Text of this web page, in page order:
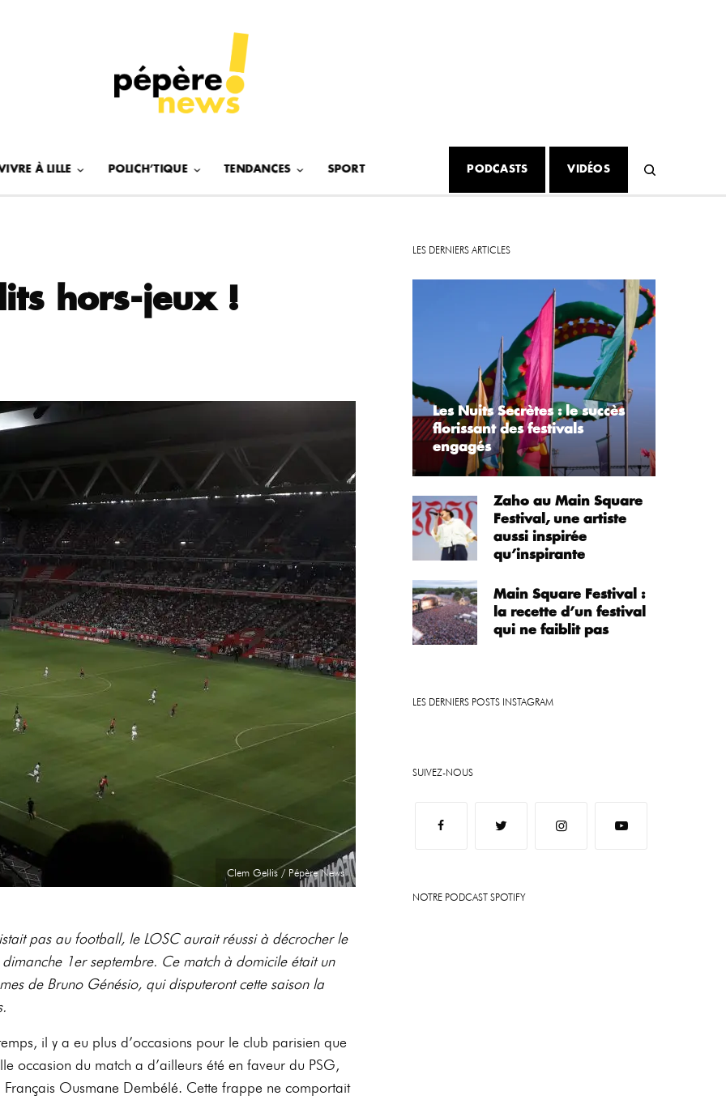
À LILLE POLICH’TIQUE TENDANCES SPORT PODCASTS VIDÉOS
hors-jeux !
Clem Gellis / Pépère News
pas au football, le LOSC aurait réussi à décrocher le
1er septembre. Ce match à domicile était un
de Bruno Génésio, qui disputeront cette saison la
il y a eu plus d’occasions pour le club parisien que
occasion du match a d’ailleurs été en faveur du PSG,
Ousmane Dembélé. Cette frappe ne comportait
LES DERNIERS ARTICLES
Les Nuits Secrètes : le succès
florissant des festivals
engagés
Zaho au Main Square
Festival, une artiste
aussi inspirée
qu’inspirante
Main Square Festival :
la recette d’un festival
qui ne faiblit pas
LES DERNIERS POSTS INSTAGRAM
SUIVEZ-NOUS
NOTRE PODCAST SPOTIFY